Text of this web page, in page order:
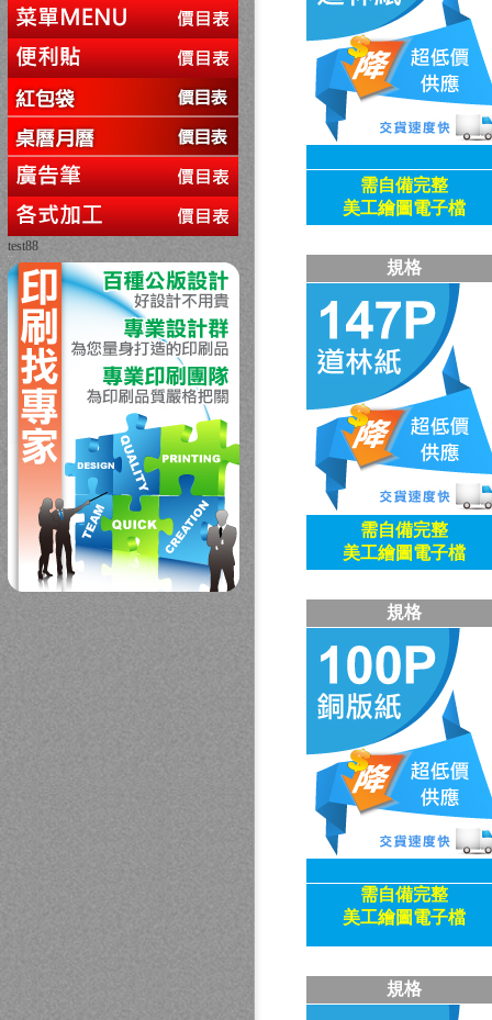
test88
需自備完整
美工繪圖電子檔
規格
需自備完整
美工繪圖電子檔
規格
需自備完整
美工繪圖電子檔
規格